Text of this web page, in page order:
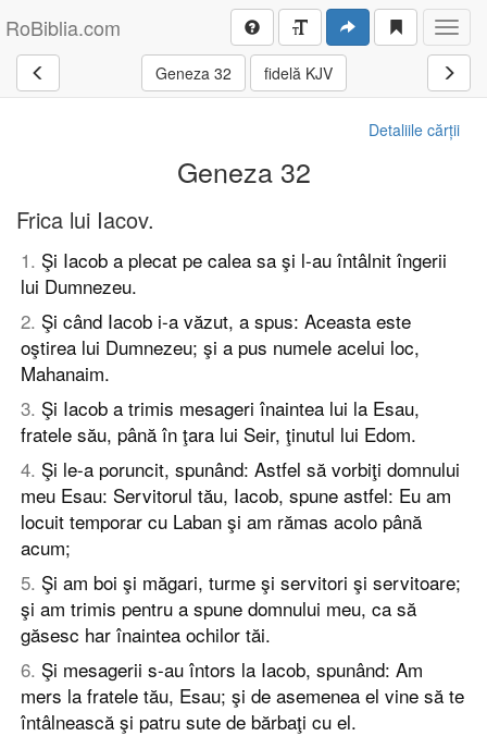
RoBiblia.com
Geneza 32 fidelă KJV
Detaliile cărții
Geneza 32
Frica lui Iacov.
1. Şi Iacob a plecat pe calea sa şi l-au întâlnit îngerii
lui Dumnezeu.
2. Şi când Iacob i-a văzut, a spus: Aceasta este
oştirea lui Dumnezeu; şi a pus numele acelui loc,
Mahanaim.
3. Şi Iacob a trimis mesageri înaintea lui la Esau,
fratele său, până în ţara lui Seir, ţinutul lui Edom.
4. Şi le-a poruncit, spunând: Astfel să vorbiţi domnului
meu Esau: Servitorul tău, Iacob, spune astfel: Eu am
locuit temporar cu Laban şi am rămas acolo până
acum;
5. Şi am boi şi măgari, turme şi servitori şi servitoare;
şi am trimis pentru a spune domnului meu, ca să
găsesc har înaintea ochilor tăi.
6. Şi mesagerii s-au întors la Iacob, spunând: Am
mers la fratele tău, Esau; şi de asemenea el vine să te
întâlnească şi patru sute de bărbaţi cu el.